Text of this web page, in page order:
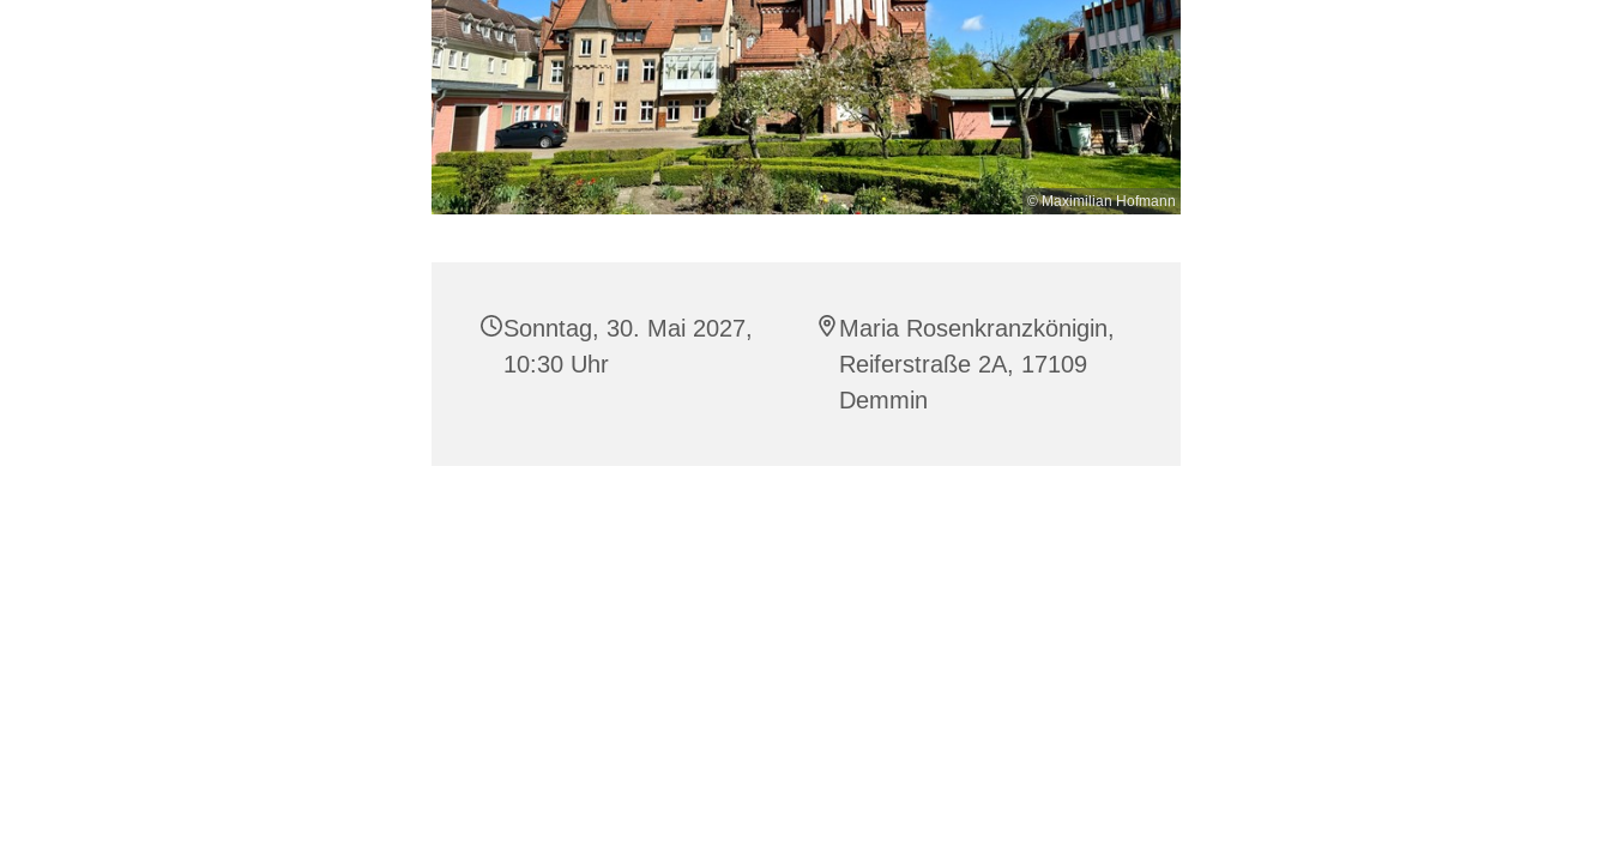
© Maximilian Hofmann
Sonntag, 30. Mai 2027,
10:30 Uhr
Maria Rosenkranzkönigin,
Reiferstraße 2A, 17109
Demmin